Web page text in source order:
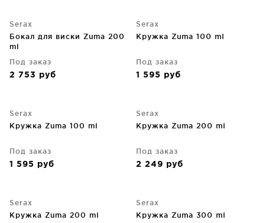
Serax
Бокал для виски Zuma 200
ml
Под заказ
2 753 руб
Serax
Кружка Zuma 100 ml
Под заказ
1 595 руб
Serax
Кружка Zuma 100 ml
Под заказ
1 595 руб
Serax
Кружка Zuma 200 ml
Под заказ
2 249 руб
Serax
Кружка Zuma 200 ml
Serax
Кружка Zuma 300 ml